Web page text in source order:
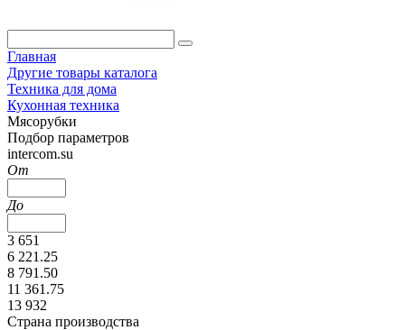
Главная
Другие товары каталога
Техника для дома
Кухонная техника
Мясорубки
Подбор параметров
intercom.su
От
До
3 651
6 221.25
8 791.50
11 361.75
13 932
Страна производства